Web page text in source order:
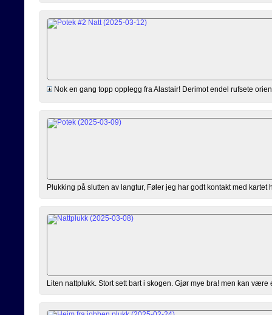
Nok en gang topp opplegg fra Alastair! Derimot endel rufsete
Plukking på slutten av langtur, Føler jeg har godt kontakt med
Liten nattplukk. Stort sett bart i skogen. Gjør mye bra! men kan